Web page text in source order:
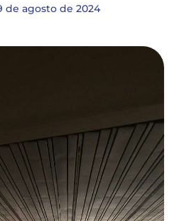
de agosto de 2024